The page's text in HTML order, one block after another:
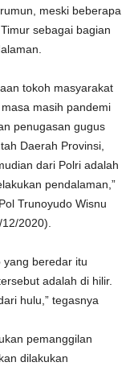
meski beberapa
sebagai bagian
tokoh masyarakat
masih pandemi
penugasan gugus
Daerah Provinsi,
dari Polri adalah
pendalaman,”
Trunoyudo Wisnu
2020).
yang beredar itu
adalah di hilir.
hulu,” tegasnya
pemanggilan
dilakukan